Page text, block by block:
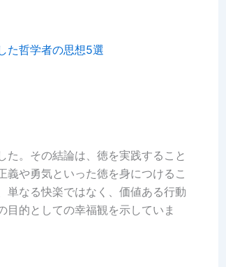
た哲学者の思想5選
。その結論は、徳を実践すること
義や勇気といった徳を身につけるこ
単なる快楽ではなく、価値ある行動
目的としての幸福観を示していま